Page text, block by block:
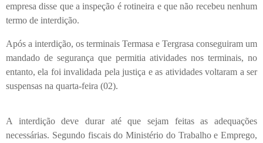
empresa disse que a inspeção é rotineira e que não recebeu nenhum
termo de interdição.
Após a interdição, os terminais Termasa e Tergrasa conseguiram um
mandado de segurança que permitia atividades nos terminais, no
entanto, ela foi invalidada pela justiça e as atividades voltaram a ser
suspensas na quarta-feira (02).
A interdição deve durar até que sejam feitas as adequações
necessárias. Segundo fiscais do Ministério do Trabalho e Emprego,